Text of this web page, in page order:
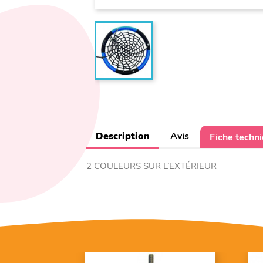
Description Avis Fiche
2 COULEURS SUR L’EXTÉRIEUR